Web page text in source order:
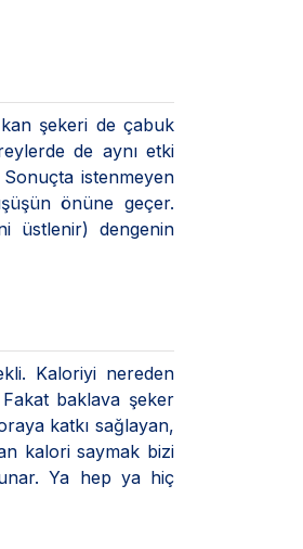
şekeri de çabuk
de aynı etki
istenmeyen
önüne geçer.
üstlenir) dengenin
Kaloriyi nereden
baklava şeker
katkı sağlayan,
kalori saymak bizi
Ya hep ya hiç